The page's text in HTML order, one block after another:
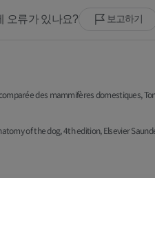
오류가 있나요? 보고하기
des mammifères domestiques,
of the dog, 4th edition, Elsevier